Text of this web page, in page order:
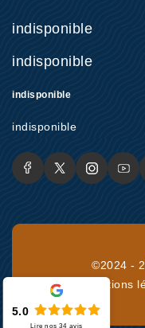
indisponible
indisponible
indisponible
indisponible
©2024 -
Mentions
5.0
Lire nos34 avis